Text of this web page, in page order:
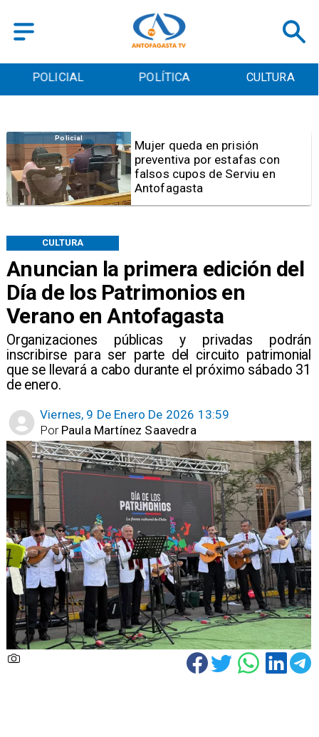
POLICIAL POLÍTICA CULTURA
Anuncian la primera edición del
Día de los Patrimonios en
Verano en Antofagasta
Organizaciones públicas y privadas podrán
inscribirse para ser parte del circuito patrimonial
que se llevará a cabo durante el próximo sábado 31
de enero.
CULTURA
Viernes, 9 De Enero De 2026 13:59
Paula Martínez Saavedra
Por
Videos
Video | Choferes del
TransAntofagasta piden
sistema mixto de pago